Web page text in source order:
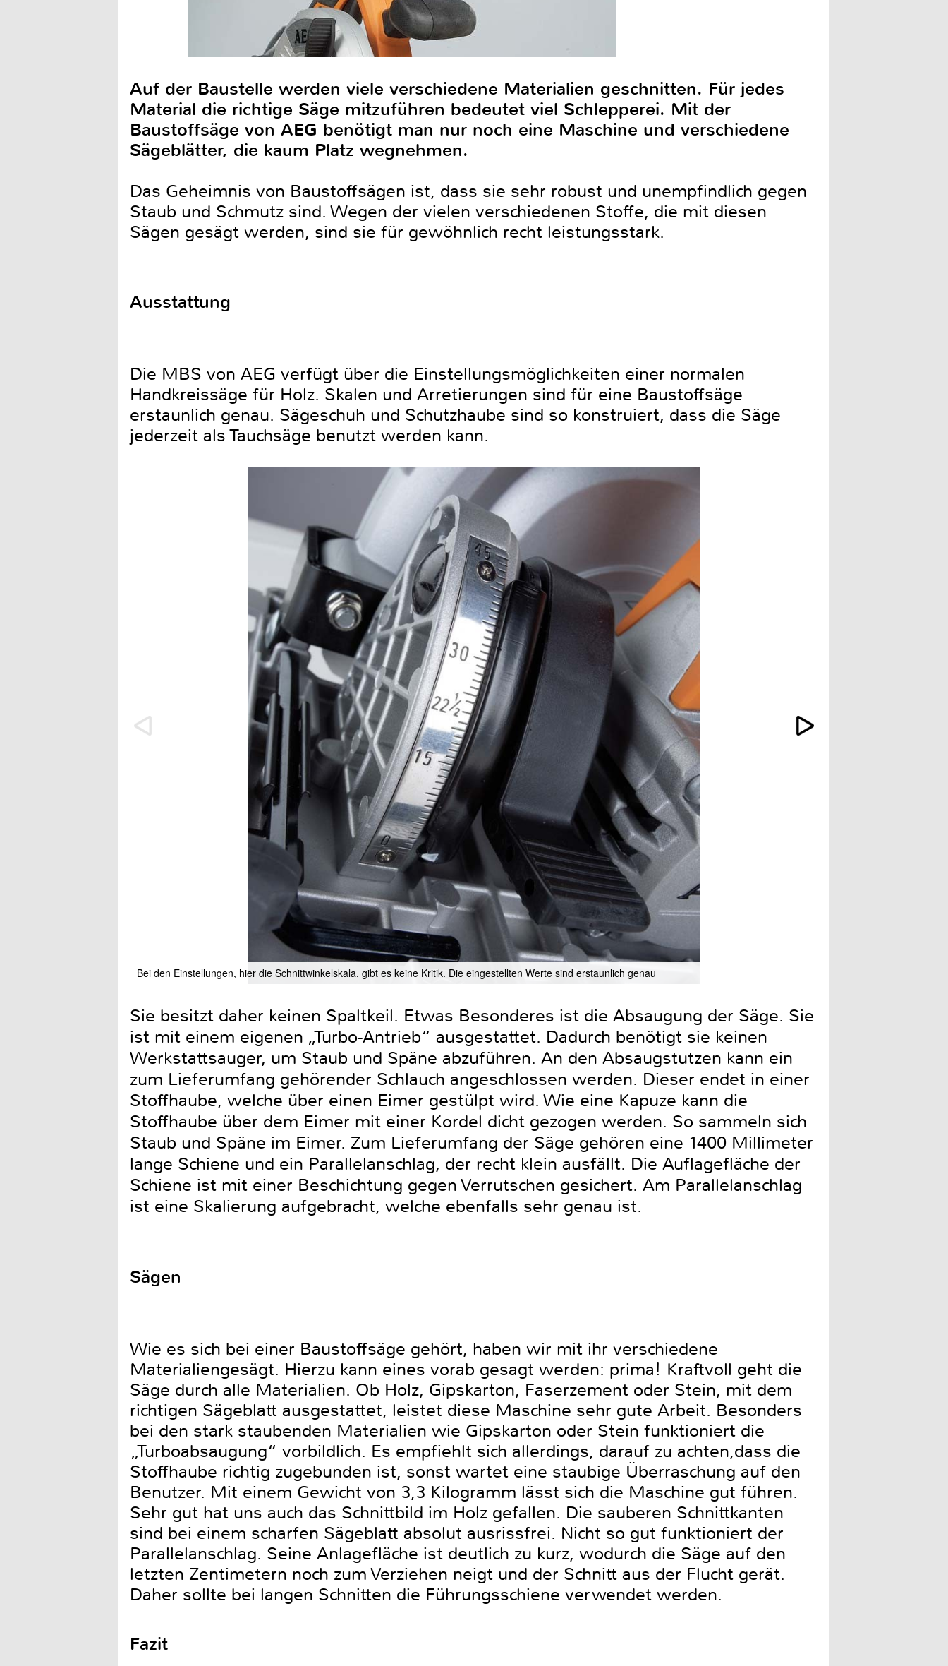
Auf der Baustelle werden viele verschiedene Materialien geschnitten. Für jedes
Material die richtige Säge mitzuführen bedeutet viel Schlepperei. Mit der
Baustoffsäge von AEG benötigt man nur noch eine Maschine und verschiedene
Sägeblätter, die kaum Platz wegnehmen.
Das Geheimnis von Baustoffsägen ist, dass sie sehr robust und unempfindlich gegen
Staub und Schmutz sind. Wegen der vielen verschiedenen Stoffe, die mit diesen
Sägen gesägt werden, sind sie für gewöhnlich recht leistungsstark.
Ausstattung
Die MBS von AEG verfügt über die Einstellungsmöglichkeiten einer normalen
Handkreissäge für Holz. Skalen und Arretierungen sind für eine Baustoffsäge
erstaunlich genau. Sägeschuh und Schutzhaube sind so konstruiert, dass die Säge
jederzeit als Tauchsäge benutzt werden kann.
Bei den Einstellungen, hier die Schnittwinkelskala, gibt es keine Kritik. Die eingestellten Werte sind erstaunlich genau
Sie besitzt daher keinen Spaltkeil. Etwas Besonderes ist die Absaugung der Säge. Sie
ist mit einem eigenen „Turbo-Antrieb“ ausgestattet. Dadurch benötigt sie keinen
Werkstattsauger, um Staub und Späne abzuführen. An den Absaugstutzen kann ein
zum Lieferumfang gehörender Schlauch angeschlossen werden. Dieser endet in einer
Stoffhaube, welche über einen Eimer gestülpt wird. Wie eine Kapuze kann die
Stoffhaube über dem Eimer mit einer Kordel dicht gezogen werden. So sammeln sich
Staub und Späne im Eimer. Zum Lieferumfang der Säge gehören eine 1400 Millimeter
lange Schiene und ein Parallelanschlag, der recht klein ausfällt. Die Auflagefläche der
Schiene ist mit einer Beschichtung gegen Verrutschen gesichert. Am Parallelanschlag
ist eine Skalierung aufgebracht, welche ebenfalls sehr genau ist.
Sägen
Wie es sich bei einer Baustoffsäge gehört, haben wir mit ihr verschiedene
Materialiengesägt. Hierzu kann eines vorab gesagt werden: prima! Kraftvoll geht die
Säge durch alle Materialien. Ob Holz, Gipskarton, Faserzement oder Stein, mit dem
richtigen Sägeblatt ausgestattet, leistet diese Maschine sehr gute Arbeit. Besonders
bei den stark staubenden Materialien wie Gipskarton oder Stein funktioniert die
„Turboabsaugung“ vorbildlich. Es empfiehlt sich allerdings, darauf zu achten,dass die
Stoffhaube richtig zugebunden ist, sonst wartet eine staubige Überraschung auf den
Benutzer. Mit einem Gewicht von 3,3 Kilogramm lässt sich die Maschine gut führen.
Sehr gut hat uns auch das Schnittbild im Holz gefallen. Die sauberen Schnittkanten
sind bei einem scharfen Sägeblatt absolut ausrissfrei. Nicht so gut funktioniert der
Parallelanschlag. Seine Anlagefläche ist deutlich zu kurz, wodurch die Säge auf den
letzten Zentimetern noch zum Verziehen neigt und der Schnitt aus der Flucht gerät.
Daher sollte bei langen Schnitten die Führungsschiene verwendet werden.
Fazit